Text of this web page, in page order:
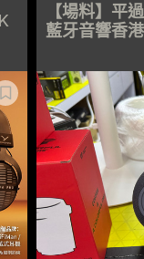
【場料】平
藍牙音響香